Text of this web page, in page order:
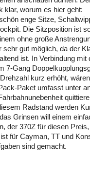
klar, worum es hier geht:
enge Sitze,
Die Sitzposition ist
ohne große
gut möglich, da der
ist. In Verbindung mit
7-Gang
kurz erhöht,
Paket umfasst unter
Radstand werden
Grinsen will einem
der 370Z für diesen
für Cayman, TT und
sind gemacht.